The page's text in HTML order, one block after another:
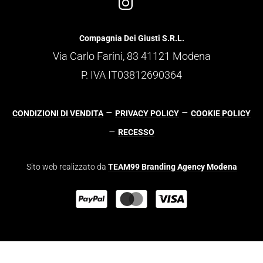
Compagnia Dei Giusti S.R.L.
Via Carlo Farini, 83 41121 Modena
P. IVA IT03812690364
CONDIZIONI DI VENDITA – PRIVACY POLICY – COOKIE POLICY
– RECESSO
Sito web realizzato da TEAM99 Branding Agency Modena